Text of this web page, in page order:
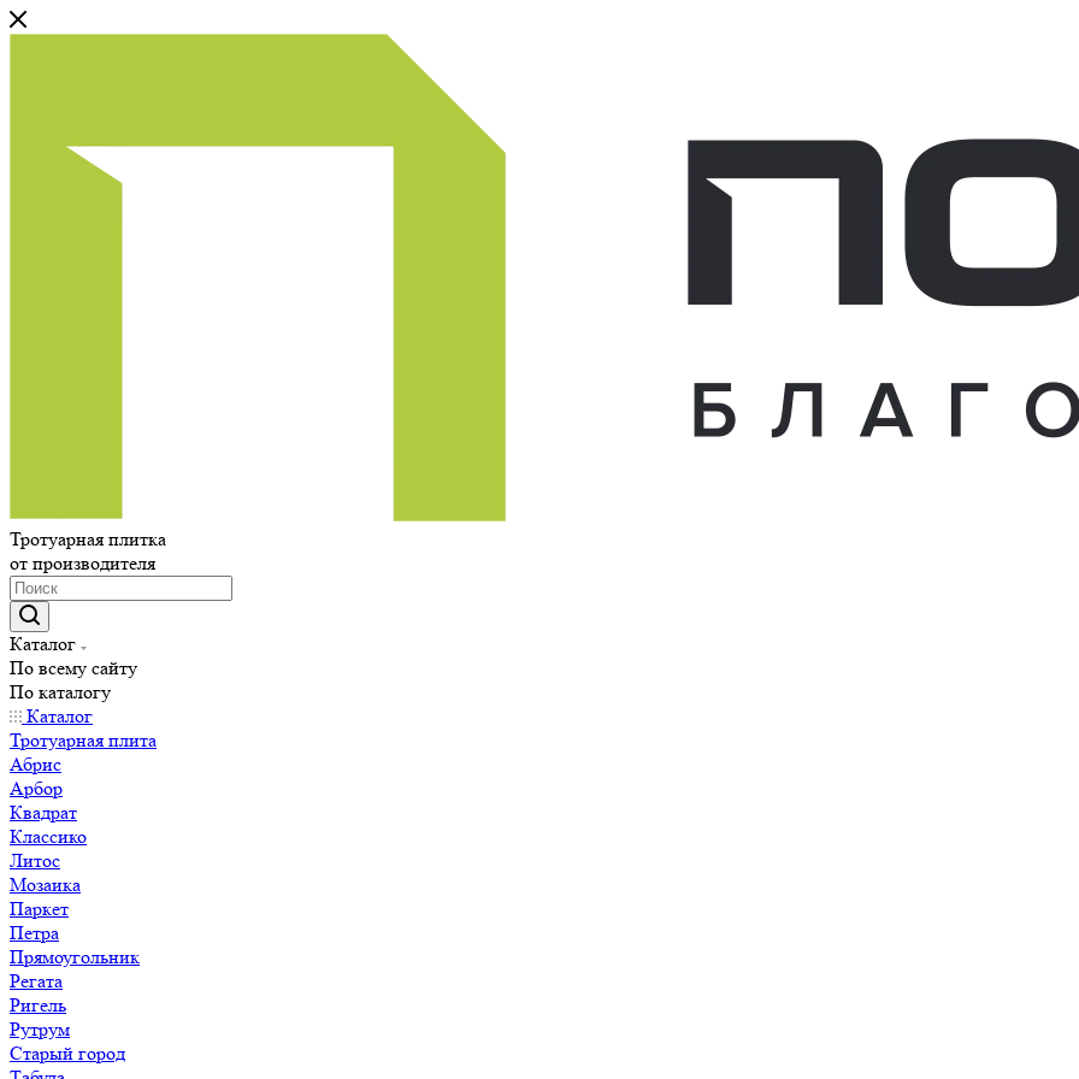
Тротуарная плитка
от производителя
Каталог
По всему сайту
По каталогу
Каталог
Тротуарная плита
Абрис
Арбор
Квадрат
Классико
Литос
Мозаика
Паркет
Петра
Прямоугольник
Регата
Ригель
Рутрум
Старый город